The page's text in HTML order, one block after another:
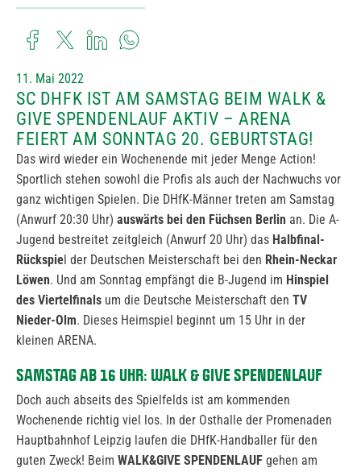
11. Mai 2022
SC DHFK IST AM SAMSTAG BEIM WALK &
GIVE SPENDENLAUF AKTIV – ARENA
FEIERT AM SONNTAG 20. GEBURTSTAG!
Das wird wieder ein Wochenende mit jeder Menge Action!
Sportlich stehen sowohl die Profis als auch der Nachwuchs vor
ganz wichtigen Spielen. Die DHfK-Männer treten am Samstag
(Anwurf 20:30 Uhr) auswärts bei den Füchsen Berlin an. Die A-
Jugend bestreitet zeitgleich (Anwurf 20 Uhr) das Halbfinal-
Rückspie l der Deutschen Meisterschaft bei den Rhein-Neckar
Löwen. Und am Sonntag empfängt die B-Jugend im Hinspiel
des Viertelfinals um die Deutsche Meisterschaft den TV
Nieder-Olm. Dieses Heimspiel beginnt um 15 Uhr in der
kleinen ARENA.
SAMSTAG AB 16 UHR: WALK & GIVE SPENDENLAUF
Doch auch abseits des Spielfelds ist am kommenden
Wochenende richtig viel los. In der Osthalle der Promenaden
Hauptbahnhof Leipzig laufen die DHfK-Handballer für den
guten Zweck! Beim WALK&GIVE SPENDENLAUF gehen am